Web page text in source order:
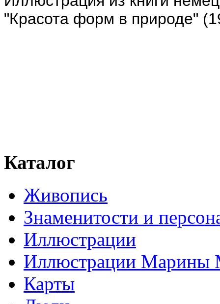
"Красота форм в природе"
Каталог
Живопись
Знаменитости и
Иллюстрации
Иллюстрации Марины
Карты